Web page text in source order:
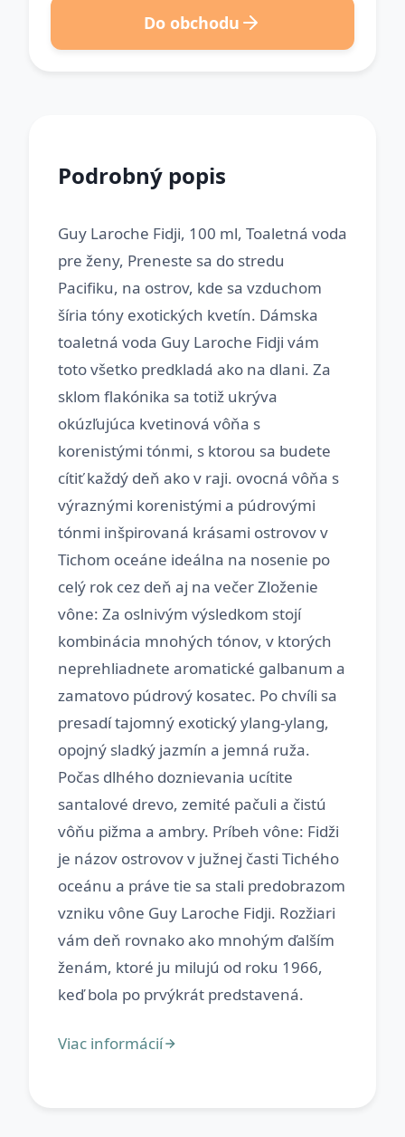
Do obchodu
Podrobný popis
Guy Laroche Fidji, 100 ml, Toaletná voda
pre ženy, Preneste sa do stredu
Pacifiku, na ostrov, kde sa vzduchom
šíria tóny exotických kvetín. Dámska
toaletná voda Guy Laroche Fidji vám
toto všetko predkladá ako na dlani. Za
sklom flakónika sa totiž ukrýva
okúzľujúca kvetinová vôňa s
korenistými tónmi, s ktorou sa budete
cítiť každý deň ako v raji. ovocná vôňa s
výraznými korenistými a púdrovými
tónmi inšpirovaná krásami ostrovov v
Tichom oceáne ideálna na nosenie po
celý rok cez deň aj na večer Zloženie
vône: Za oslnivým výsledkom stojí
kombinácia mnohých tónov, v ktorých
neprehliadnete aromatické galbanum a
zamatovo púdrový kosatec. Po chvíli sa
presadí tajomný exotický ylang-ylang,
opojný sladký jazmín a jemná ruža.
Počas dlhého doznievania ucítite
santalové drevo, zemité pačuli a čistú
vôňu pižma a ambry. Príbeh vône: Fidži
je názov ostrovov v južnej časti Tichého
oceánu a práve tie sa stali predobrazom
vzniku vône Guy Laroche Fidji. Rozžiari
vám deň rovnako ako mnohým ďalším
ženám, ktoré ju milujú od roku 1966,